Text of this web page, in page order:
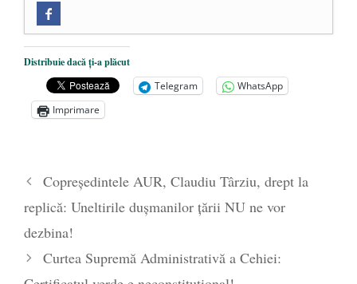
Mănăstirea „Sfânta Ana” Rohia. Părintele
Nicolae Steinhardt, comemorat la 102 ani
de la naștere - 29 iulie 2024
„Carnea cultivată” în laborator, tot mai
Părintele mărturisitor Constantin
Voicescu, pomenit, duminică, la
Mănăstirea Cernica
- 27 iulie 2024
Distribuie dacă ți-a plăcut
Telegram
WhatsApp
Imprimare
Copreședintele AUR, Claudiu Târziu, drept la
replică: Uneltirile dușmanilor țării NU ne vor
dezbina!
Curtea Supremă Administrativă a Cehiei: